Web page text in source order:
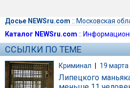
Досье NEWSru.com :: Московская
Каталог NEWSru.com ::
ССЫЛКИ ПО ТЕМЕ
Криминал | 19 марта
Липецкого